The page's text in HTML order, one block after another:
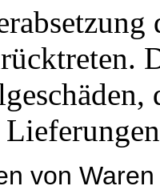
von Waren